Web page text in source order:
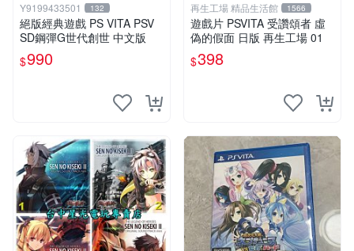
Y9199433501 132
絕版經典遊戲 PS VITA PSV
SD鋼彈G世代創世 中文版
$990
再生工場 精品生活館 1566
遊戲片 PSVITA 受讚頌者 虛
偽的假面 日版 再生工場 01
$398